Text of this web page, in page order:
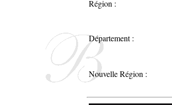
Région :
Département :
Nouvelle Région :